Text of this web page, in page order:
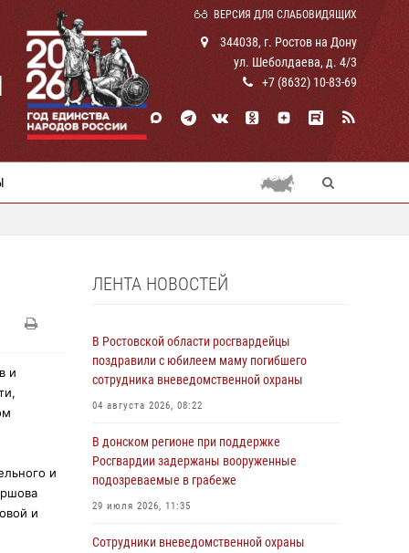
ВЕРСИЯ ДЛЯ СЛАБОВИДЯЩИХ
344038, г. Ростов на Дону
ул. Шеболдаева, д. 4/3
+7 (8632) 10-83-69
и
и
и
ЛЕНТА НОВОСТЕЙ
В Ростовской области росгвардейцы
поздравили с юбилеем маму погибшего
сотрудника вневедомственной охраны
04 августа 2026, 08:22
В донском регионе при поддержке
Росгвардии задержаны вооруженные
подозреваемые в грабеже
29 июля 2026, 11:35
Сотрудники вневедомственной охраны